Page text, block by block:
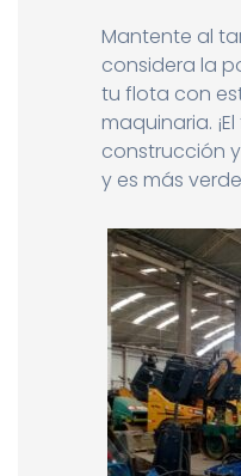
Mantente al
considera la
tu flota con
maquinaria.
construcción
y es más